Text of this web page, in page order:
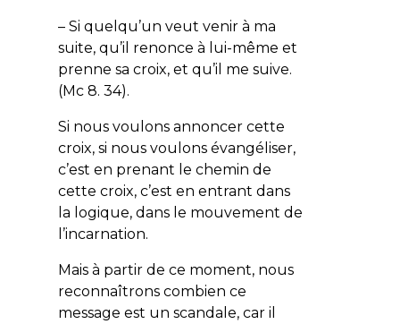
– Si quelqu’un veut venir à ma
suite, qu’il renonce à lui-même et
prenne sa croix, et qu’il me suive.
(Mc 8. 34).
Si nous voulons annoncer cette
croix, si nous voulons évangéliser,
c’est en prenant le chemin de
cette croix, c’est en entrant dans
la logique, dans le mouvement de
l’incarnation.
Mais à partir de ce moment, nous
reconnaîtrons combien ce
message est un scandale, car il